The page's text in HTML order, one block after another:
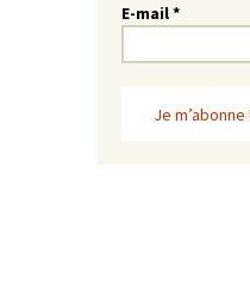
E-mail*